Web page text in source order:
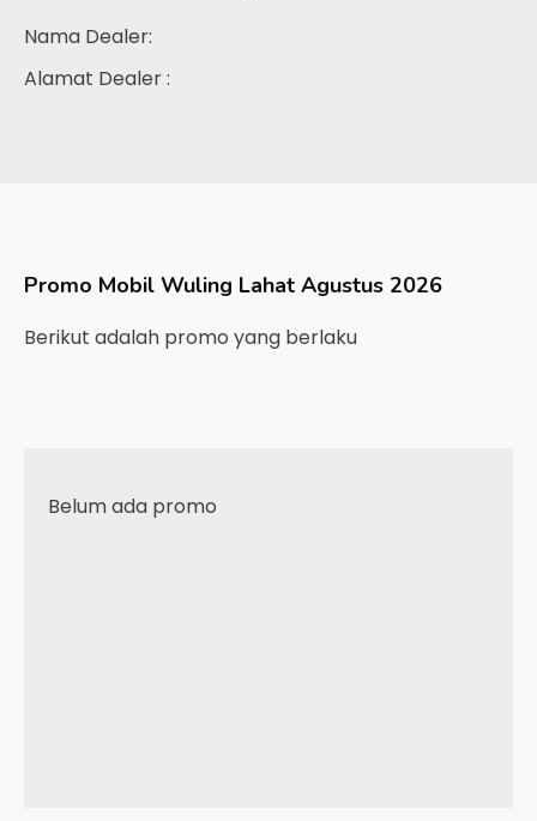
Nama Dealer:
Alamat Dealer :
Promo Mobil Wuling Lahat Agustus 2026
Berikut adalah promo yang berlaku
Belum ada promo